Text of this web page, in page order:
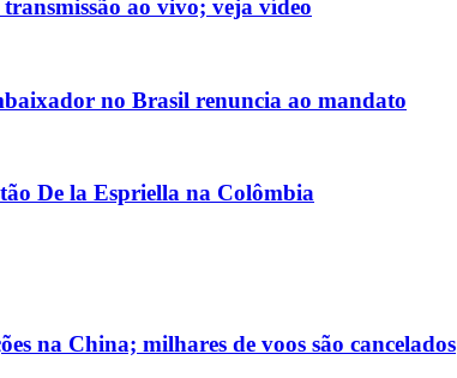
ao vivo; veja vídeo
no Brasil renuncia ao mandato
De la Espriella na Colômbia
na China; milhares de voos são cancelados